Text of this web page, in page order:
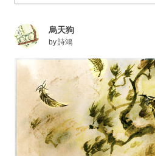
羽団扇（はうちわ）で火を自由
怪と神様の中間的存在「鬼神（
モチーフとしたイラストを特集
ださい。
烏天狗
by詩鴻